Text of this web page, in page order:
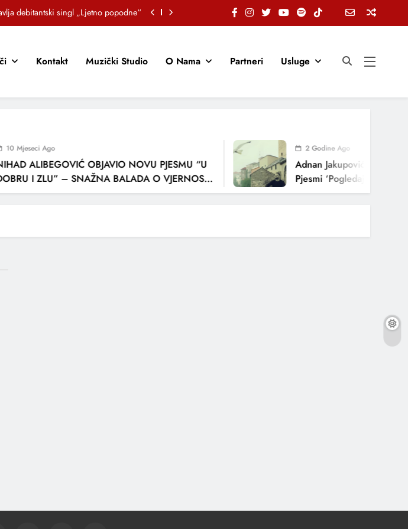
debitantski singl „Ljetno popodne“
MALIŠANE NA DOBRE NAVIKE
MALIŠANE NA DOBRE NAVIKE
Kontakt Muzički Studio O Nama Partneri Usluge
10 Mjeseci Ago
ALIBEGOVIĆ OBJAVIO NOVU PJESMU “U
I ZLU” – SNAŽNA BALADA O VJERNOSTI,
I VREMENU KOJE NAS MIJENJA
2 Godine Ago
Adnan Jakupović Donosi
Pjesmi ‘Pogledaj Me’